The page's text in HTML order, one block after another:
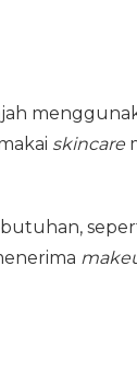
skincare